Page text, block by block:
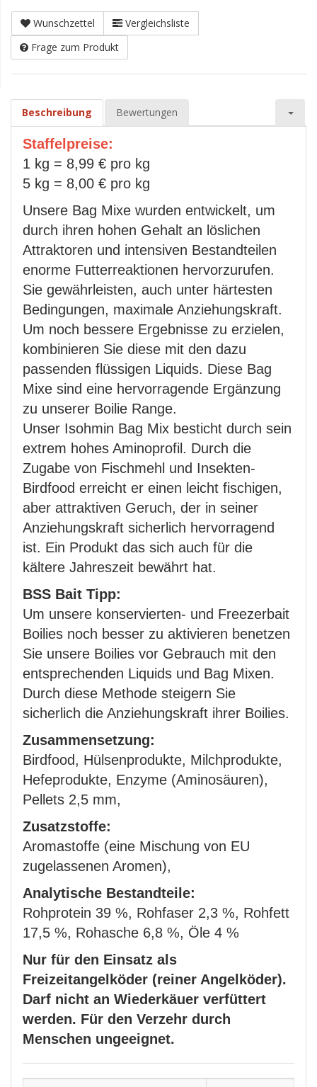
Wunschzettel
Vergleichsliste
Frage zum Produkt
Beschreibung Bewertungen
Staffelpreise:
1 kg = 8,99 € pro kg
5 kg = 8,00 € pro kg
Unsere Bag Mixe wurden entwickelt, um
durch ihren hohen Gehalt an löslichen
Attraktoren und intensiven Bestandteilen
enorme Futterreaktionen hervorzurufen.
Sie gewährleisten, auch unter härtesten
Bedingungen, maximale Anziehungskraft.
Um noch bessere Ergebnisse zu erzielen,
kombinieren Sie diese mit den dazu
passenden flüssigen Liquids. Diese Bag
Mixe sind eine hervorragende Ergänzung
zu unserer Boilie Range.
Unser Isohmin Bag Mix besticht durch sein
extrem hohes Aminoprofil. Durch die
Zugabe von Fischmehl und Insekten-
Birdfood erreicht er einen leicht fischigen,
aber attraktiven Geruch, der in seiner
Anziehungskraft sicherlich hervorragend
ist. Ein Produkt das sich auch für die
kältere Jahreszeit bewährt hat.
BSS Bait Tipp:
Um unsere konservierten- und Freezerbait
Boilies noch besser zu aktivieren benetzen
Sie unsere Boilies vor Gebrauch mit den
entsprechenden Liquids und Bag Mixen.
Durch diese Methode steigern Sie
sicherlich die Anziehungskraft ihrer Boilies.
Zusammensetzung:
Birdfood, Hülsenprodukte, Milchprodukte,
Hefeprodukte, Enzyme (Aminosäuren),
Pellets 2,5 mm,
Zusatzstoffe:
Aromastoffe (eine Mischung von EU
zugelassenen Aromen),
Analytische Bestandteile:
Rohprotein 39 %, Rohfaser 2,3 %, Rohfett
17,5 %, Rohasche 6,8 %, Öle 4 %
Nur für den Einsatz als
Freizeitangelköder (reiner Angelköder).
Darf nicht an Wiederkäuer verfüttert
werden. Für den Verzehr durch
Menschen ungeeignet.